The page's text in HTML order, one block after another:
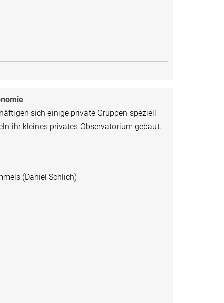
sich einige private Gruppen speziell
ihr kleines privates Observatorium gebaut.
(Daniel Schlich)